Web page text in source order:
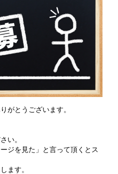
がとうございます。
い。
ジを見た」と言って頂くとス
ます。